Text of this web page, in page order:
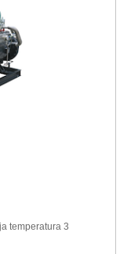
temperatura 3